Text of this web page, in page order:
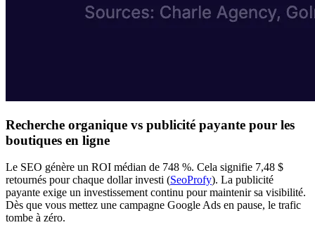
Recherche organique vs publicité payante pour les
boutiques en ligne
Le SEO génère un ROI médian de 748 %. Cela signifie 7,48 $
retournés pour chaque dollar investi (SeoProfy). La publicité
payante exige un investissement continu pour maintenir sa visibilité.
Dès que vous mettez une campagne Google Ads en pause, le trafic
tombe à zéro.